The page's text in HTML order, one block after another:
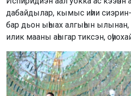
дабайдылар, кымыс иһии
бар дьон ыһыах алгыһын
илик мааны аһыгар тиксэн,